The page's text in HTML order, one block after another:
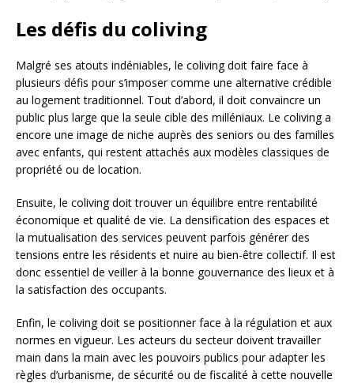
Les défis du coliving
Malgré ses atouts indéniables, le coliving doit faire face à
plusieurs défis pour s’imposer comme une alternative crédible
au logement traditionnel. Tout d’abord, il doit convaincre un
public plus large que la seule cible des milléniaux. Le coliving a
encore une image de niche auprès des seniors ou des familles
avec enfants, qui restent attachés aux modèles classiques de
propriété ou de location.
Ensuite, le coliving doit trouver un équilibre entre rentabilité
économique et qualité de vie. La densification des espaces et
la mutualisation des services peuvent parfois générer des
tensions entre les résidents et nuire au bien-être collectif. Il est
donc essentiel de veiller à la bonne gouvernance des lieux et à
la satisfaction des occupants.
Enfin, le coliving doit se positionner face à la régulation et aux
normes en vigueur. Les acteurs du secteur doivent travailler
main dans la main avec les pouvoirs publics pour adapter les
règles d’urbanisme, de sécurité ou de fiscalité à cette nouvelle